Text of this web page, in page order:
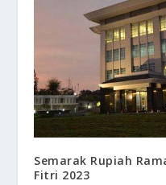
Semarak Rupiah
Fitri 2023